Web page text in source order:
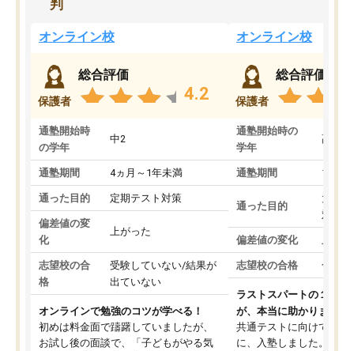
判
オンライン校
保護者
総合評価
4.2
通塾開始時
の学年
中2
通塾期間 4ヵ月～1年未満
通った目的 定期テスト対策
偏差値の変
化
上がった
志望校の合
格
受験していない/結果が
出ていない
オンラインで勉強のコツが学べる！
初めは料金面で躊躇していましたが、
お試し後の面談で、「子どもがやる気
オンライン校
保護者
総合評価
通塾開始時の
学年
高3
通塾期間 1～3
通った目的
大学
対策
偏差値の変化
志望校の合格 合格
ラストスパートの１か月
が、本当に助かりました
共通テストに向けての追
に、入塾しました。田舎